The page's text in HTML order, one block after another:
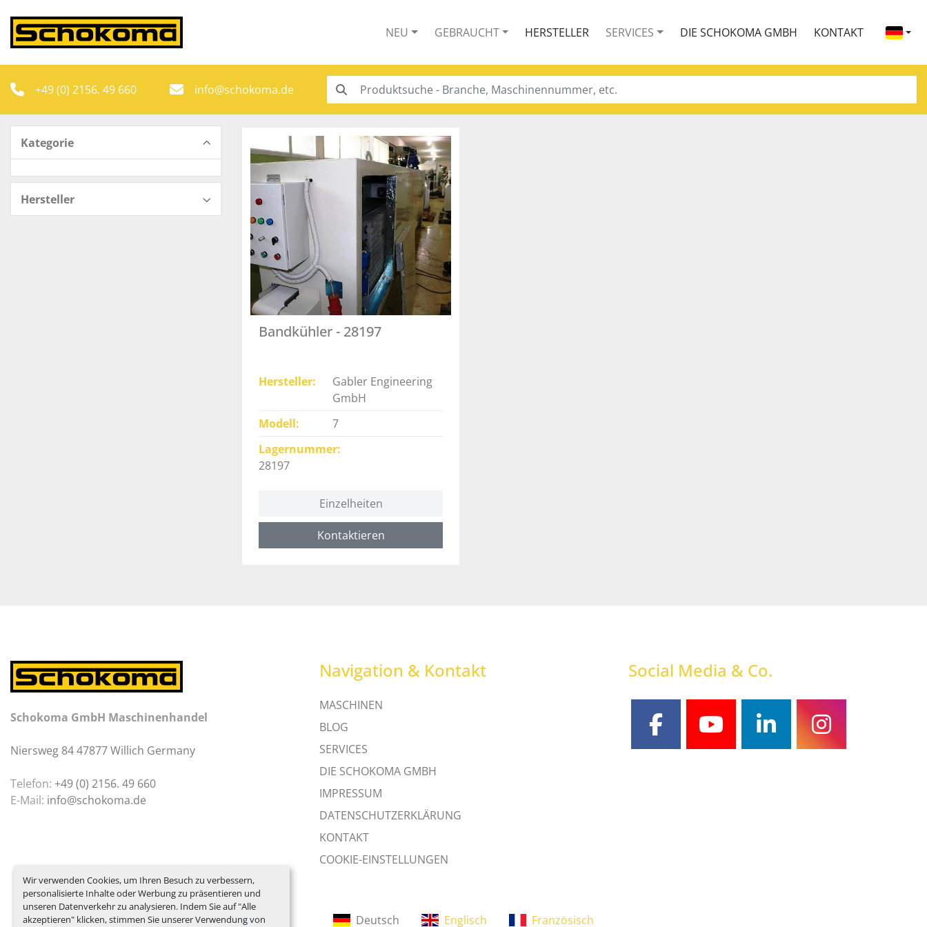
Wir verwenden Cookies, um Ihren Besuch zu verbessern,
personalisierte Inhalte oder Werbung zu präsentieren und
unseren Datenverkehr zu analysieren. Indem Sie auf "Alle
akzeptieren" klicken, stimmen Sie unserer Verwendung von
NEU GEBRAUCHT HERSTELLER SERVICES DIE SCHOKOMA GMBH KONTAKT
+49 (0) 2156. 49 660 info@schokoma.de
Kategorie
Hersteller
Bandkühler - 28197
Hersteller
Gabler Engineering
GmbH
Modell
7
Lagernummer
28197
Einzelheiten
Kontaktieren
Schokoma GmbH Maschinenhandel
Niersweg 84 47877 Willich Germany
Telefon: +49 (0) 2156. 49 660
E-Mail: info@schokoma.de
Navigation & Kontakt
MASCHINEN
BLOG
SERVICES
DIE SCHOKOMA GMBH
IMPRESSUM
DATENSCHUTZERKLÄRUNG
KONTAKT
COOKIE-EINSTELLUNGEN
Social Media & Co.
facebookyoutubelinkedininstagram
Deutsch Englisch Französisch